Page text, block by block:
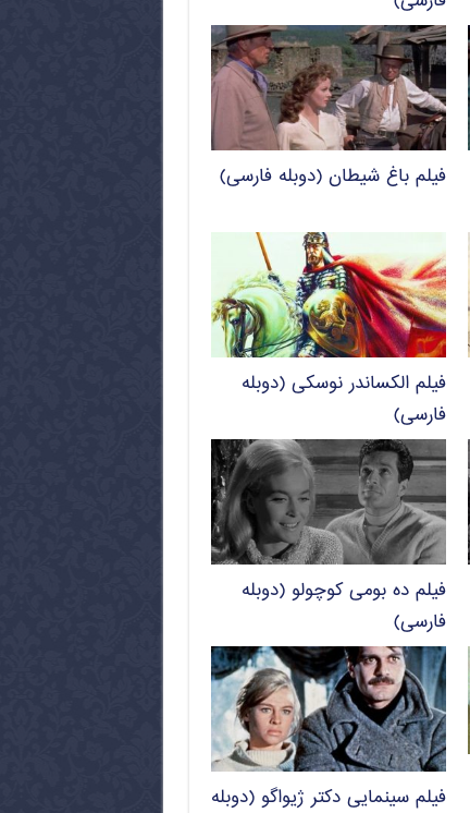
فیلم باغ شیطان (دوبله فارسی)
فیلم الکساندر نوسکی (دوبله
فارسی)
فیلم ده بومی کوچولو (دوبله
فارسی)
فیلم سینمایی دکتر ژیواگو (دوبله